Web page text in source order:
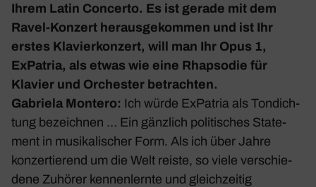
Ihrem Latin Concerto. Es ist gerade mit dem
Ravel-Konzert heraus­ge­kommen und ist Ihr
erstes Klavier­kon­zert, will man Ihr Opus 1,
ExPa­tria, als etwas wie eine Rhap­sodie für
Klavier und Orchester betrachten.
Gabriela Montero: Ich würde ExPa­tria als Tondich­
tung bezeichnen … Ein gänz­lich poli­ti­sches State­
ment in musi­ka­li­scher Form. Als ich über Jahre
konzer­tie­rend um die Welt reiste, so viele verschie­
dene Zuhörer kennen­lernte und gleich­zeitig